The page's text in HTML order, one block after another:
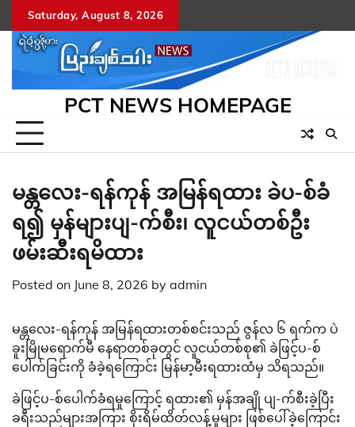
to
content
Saturday, August 8, 2026
PCT NEWS HOMEPAGE
မန္တလေး-ရန်ကုန် အမြန်ရထား ခဲပ-စ်ခံ
ရ၍ မှန်များပျ-က်စီး၊ လူငယ်တစ်ဦး
ဖမ်းဆီးရမိထား
Posted on June 8, 2026 by admin
မန္တလေး-ရန်ကုန် အမြန်ရထားတစ်စင်းသည် ဇွန်လ ၆ ရက်က ပဲ
ခူးမြိုမရောက်မီ နေရာတစ်ခုတွင် လူငယ်တစ်စု၏ ခဲဖြင့်ပ-စ်
ပေါက်ခြင်းကို ခံခဲ့ရကြောင်း မြန်မာ့မီးရထားထံမှ သိရသည်။
ခဲဖြင့်ပ-စ်ပေါက်ခံရမှုကြောင့် ရထား၏ မှန်အချို ပျ-က်စီးခဲ့ပြီး
ခရီးသည်များအကြား စိုးရိမ်ထိတ်လန့်မှုများ ဖြစ်ပေါ်ခဲ့ကြောင်း